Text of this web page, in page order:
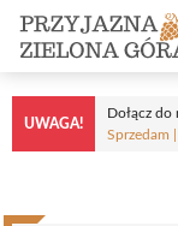
Przejdź
treści
UWAGA!
Dołącz
Sprzedam